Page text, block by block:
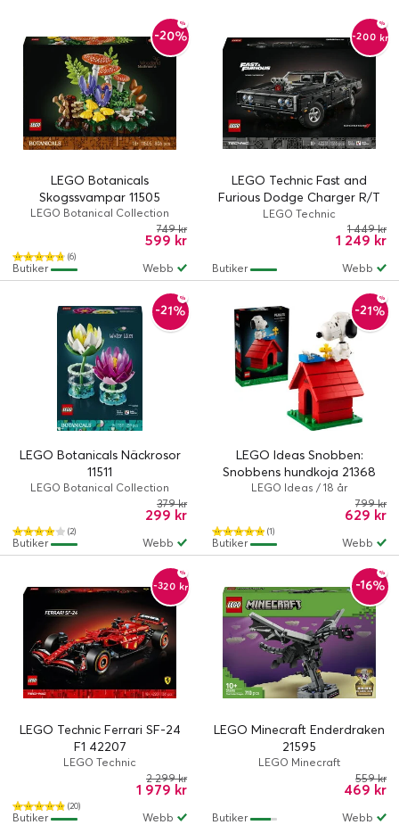
-20%
LEGO Botanicals
Skogssvampar 11505
LEGO Botanical Collection
(6)
599 kr
749 kr
Webb
Butiker
-200 kr
LEGO Technic Fast and
Furious Dodge Charger R/T
bil 42231
LEGO Technic
1 249 kr
1 449 kr
Webb
Butiker
-21%
LEGO Botanicals Näckrosor
11511
LEGO Botanical Collection
(2)
299 kr
379 kr
Webb
Butiker
-21%
LEGO Ideas Snobben:
Snobbens hundkoja 21368
LEGO Ideas / 18 år
(1)
629 kr
799 kr
Webb
Butiker
-320 kr
LEGO Technic Ferrari SF-24
F1 42207
LEGO Technic
(20)
1 979 kr
2 299 kr
Webb
Butiker
-16%
LEGO Minecraft Enderdraken
21595
LEGO Minecraft
469 kr
559 kr
Webb
Butiker